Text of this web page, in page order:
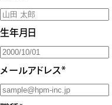
生年月日
メールアドレス*